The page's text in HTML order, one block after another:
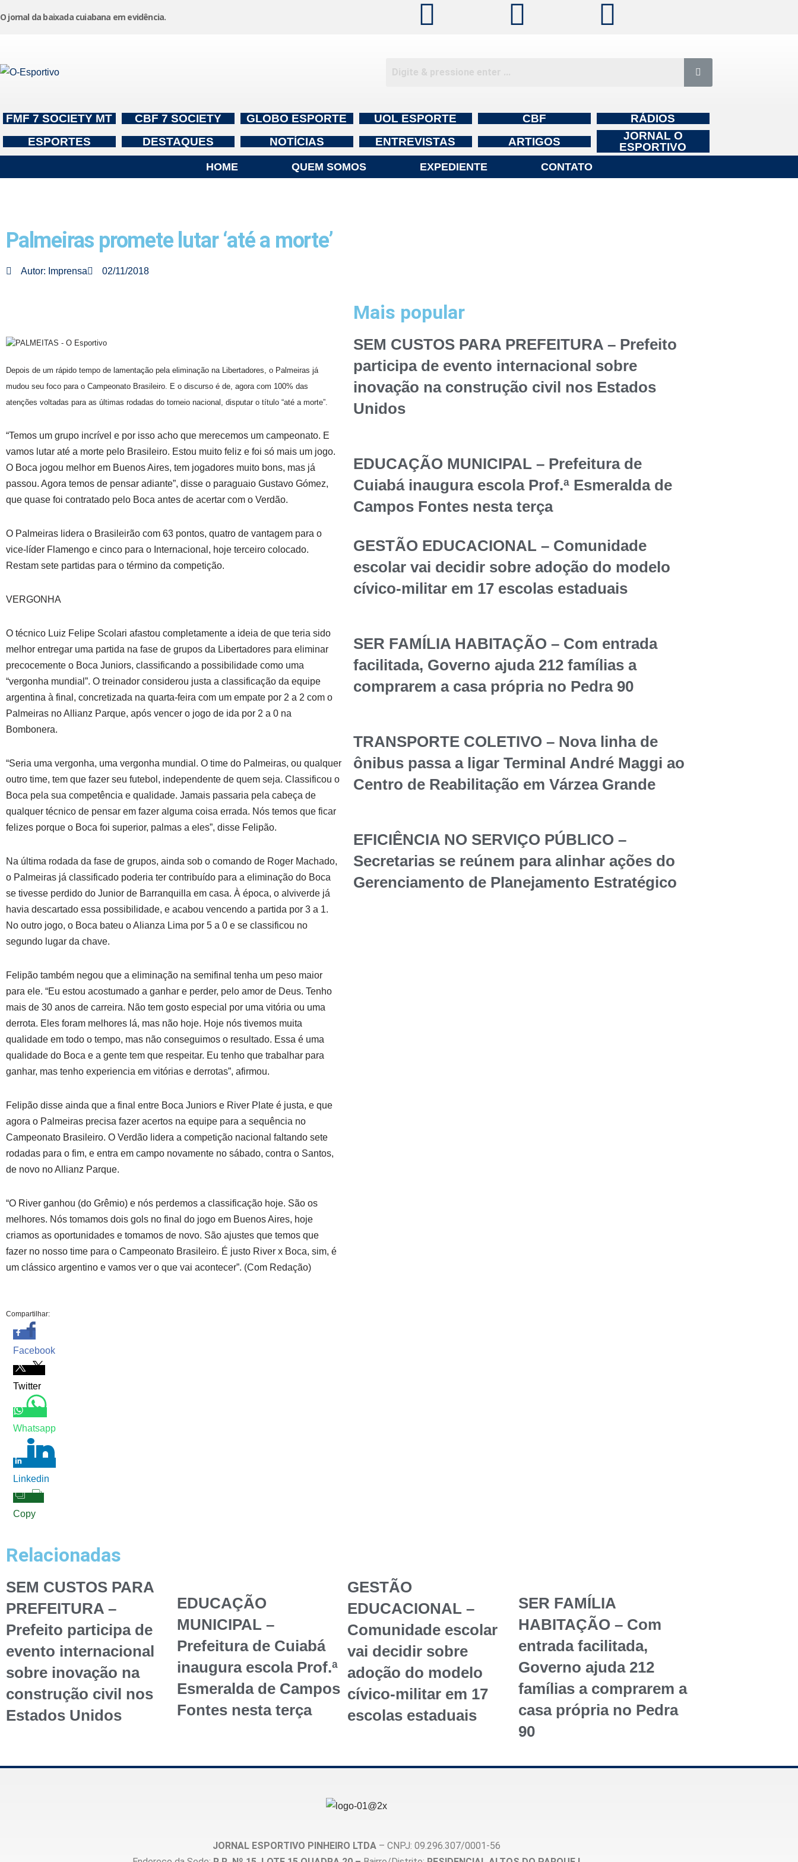
o
O jornal da baixada cuiabana em evidência.
FMF 7 SOCIETY MT CBF 7 SOCIETY GLOBO ESPORTE UOL ESPORTE CBF
RÁDIOS
ESPORTES
DESTAQUES NOTÍCIAS ENTREVISTAS ARTIGOS
JORNAL O
ESPORTIVO
HOME QUEM SOMOS EXPEDIENTE CONTATO
Palmeiras promete lutar ‘até a morte’
Autor: Imprensa 02/11/2018
Depois de um rápido tempo de lamentação pela eliminação na Libertadores, o Palmeiras já
mudou seu foco para o Campeonato Brasileiro. E o discurso é de, agora com 100% das
atenções voltadas para as últimas rodadas do torneio nacional, disputar o título “até a morte”.
“Temos um grupo incrível e por isso acho que merecemos um campeonato. E
vamos lutar até a morte pelo Brasileiro. Estou muito feliz e foi só mais um jogo.
O Boca jogou melhor em Buenos Aires, tem jogadores muito bons, mas já
passou. Agora temos de pensar adiante”, disse o paraguaio Gustavo Gómez,
que quase foi contratado pelo Boca antes de acertar com o Verdão.
O Palmeiras lidera o Brasileirão com 63 pontos, quatro de vantagem para o
vice-líder Flamengo e cinco para o Internacional, hoje terceiro colocado.
Restam sete partidas para o término da competição.
VERGONHA
O técnico Luiz Felipe Scolari afastou completamente a ideia de que teria sido
melhor entregar uma partida na fase de grupos da Libertadores para eliminar
precocemente o Boca Juniors, classificando a possibilidade como uma
“vergonha mundial”. O treinador considerou justa a classificação da equipe
argentina à final, concretizada na quarta-feira com um empate por 2 a 2 com o
Palmeiras no Allianz Parque, após vencer o jogo de ida por 2 a 0 na
Bombonera.
“Seria uma vergonha, uma vergonha mundial. O time do Palmeiras, ou qualquer
outro time, tem que fazer seu futebol, independente de quem seja. Classificou o
Boca pela sua competência e qualidade. Jamais passaria pela cabeça de
qualquer técnico de pensar em fazer alguma coisa errada. Nós temos que ficar
felizes porque o Boca foi superior, palmas a eles”, disse Felipão.
Na última rodada da fase de grupos, ainda sob o comando de Roger Machado,
o Palmeiras já classificado poderia ter contribuído para a eliminação do Boca
se tivesse perdido do Junior de Barranquilla em casa. À época, o alviverde já
havia descartado essa possibilidade, e acabou vencendo a partida por 3 a 1.
No outro jogo, o Boca bateu o Alianza Lima por 5 a 0 e se classificou no
segundo lugar da chave.
Felipão também negou que a eliminação na semifinal tenha um peso maior
para ele. “Eu estou acostumado a ganhar e perder, pelo amor de Deus. Tenho
mais de 30 anos de carreira. Não tem gosto especial por uma vitória ou uma
derrota. Eles foram melhores lá, mas não hoje. Hoje nós tivemos muita
qualidade em todo o tempo, mas não conseguimos o resultado. Essa é uma
qualidade do Boca e a gente tem que respeitar. Eu tenho que trabalhar para
ganhar, mas tenho experiencia em vitórias e derrotas”, afirmou.
Felipão disse ainda que a final entre Boca Juniors e River Plate é justa, e que
agora o Palmeiras precisa fazer acertos na equipe para a sequência no
Campeonato Brasileiro. O Verdão lidera a competição nacional faltando sete
rodadas para o fim, e entra em campo novamente no sábado, contra o Santos,
de novo no Allianz Parque.
“O River ganhou (do Grêmio) e nós perdemos a classificação hoje. São os
melhores. Nós tomamos dois gols no final do jogo em Buenos Aires, hoje
criamos as oportunidades e tomamos de novo. São ajustes que temos que
fazer no nosso time para o Campeonato Brasileiro. É justo River x Boca, sim, é
um clássico argentino e vamos ver o que vai acontecer”. (Com Redação)
Compartilhar:
Facebook
Twitter
Whatsapp
Linkedin
Copy
Mais popular
SEM CUSTOS PARA PREFEITURA – Prefeito
participa de evento internacional sobre
inovação na construção civil nos Estados
Unidos
EDUCAÇÃO MUNICIPAL – Prefeitura de
Cuiabá inaugura escola Prof.ª Esmeralda de
Campos Fontes nesta terça
GESTÃO EDUCACIONAL – Comunidade
escolar vai decidir sobre adoção do modelo
cívico-militar em 17 escolas estaduais
SER FAMÍLIA HABITAÇÃO – Com entrada
facilitada, Governo ajuda 212 famílias a
comprarem a casa própria no Pedra 90
TRANSPORTE COLETIVO – Nova linha de
ônibus passa a ligar Terminal André Maggi ao
Centro de Reabilitação em Várzea Grande
EFICIÊNCIA NO SERVIÇO PÚBLICO –
Secretarias se reúnem para alinhar ações do
Gerenciamento de Planejamento Estratégico
Relacionadas
SEM CUSTOS PARA
PREFEITURA –
Prefeito participa de
evento internacional
sobre inovação na
construção civil nos
Estados Unidos
EDUCAÇÃO
MUNICIPAL –
Prefeitura de Cuiabá
inaugura escola Prof.ª
Esmeralda de Campos
Fontes nesta terça
GESTÃO
EDUCACIONAL –
Comunidade escolar
vai decidir sobre
adoção do modelo
cívico-militar em 17
escolas estaduais
SER FAMÍLIA
HABITAÇÃO – Com
entrada facilitada,
Governo ajuda 212
famílias a comprarem a
casa própria no Pedra
90
JORNAL ESPORTIVO PINHEIRO LTDA– CNPJ: 09.296.307/0001-56